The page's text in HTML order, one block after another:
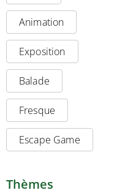
Animation
Exposition
Balade
Fresque
Escape Game
Thèmes